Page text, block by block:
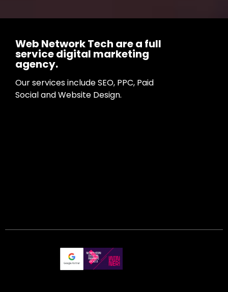
Web Network Tech are a full
service digital marketing
agency.
Our services include SEO, PPC, Paid
Social and Website Design.